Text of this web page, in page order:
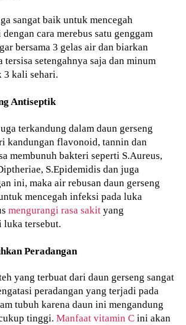
sangat baik untuk mencegah
cara merebus satu genggam
bersama 3 gelas air dan biarkan
setengahnya saja dan minum
3 kali sehari.
Antiseptik
terkandung dalam daun gerseng
kandungan flavonoid, tannin dan
membunuh bakteri seperti S.Aureus,
S.Epidemidis dan juga
ini, maka air rebusan daun gerseng
mencegah infeksi pada luka
mengurangi rasa sakit yang
tersebut.
Peradangan
yang terbuat dari daun gerseng sangat
peradangan yang terjadi pada
tubuh karena daun ini mengandung
tinggi.Manfaat vitamin C ini akan